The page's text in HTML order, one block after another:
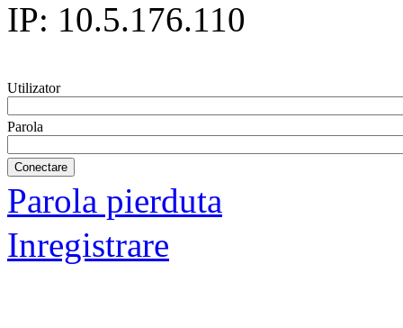
IP: 10.5.176.110
Utilizator
Parola
Parola pierduta
Inregistrare